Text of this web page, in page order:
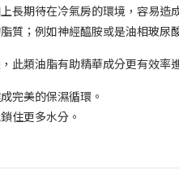
長期待在冷氣房的環境，容易
質；例如神經醯胺或是油相玻尿
此類油脂有助精華成分更有效率
完美的保濕循環。
住更多水分。